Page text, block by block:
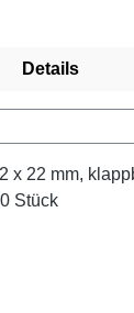
Details